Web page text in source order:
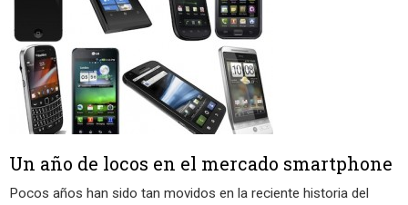
Un año de locos en el mercado smartphone
Pocos años han sido tan movidos en la reciente historia del